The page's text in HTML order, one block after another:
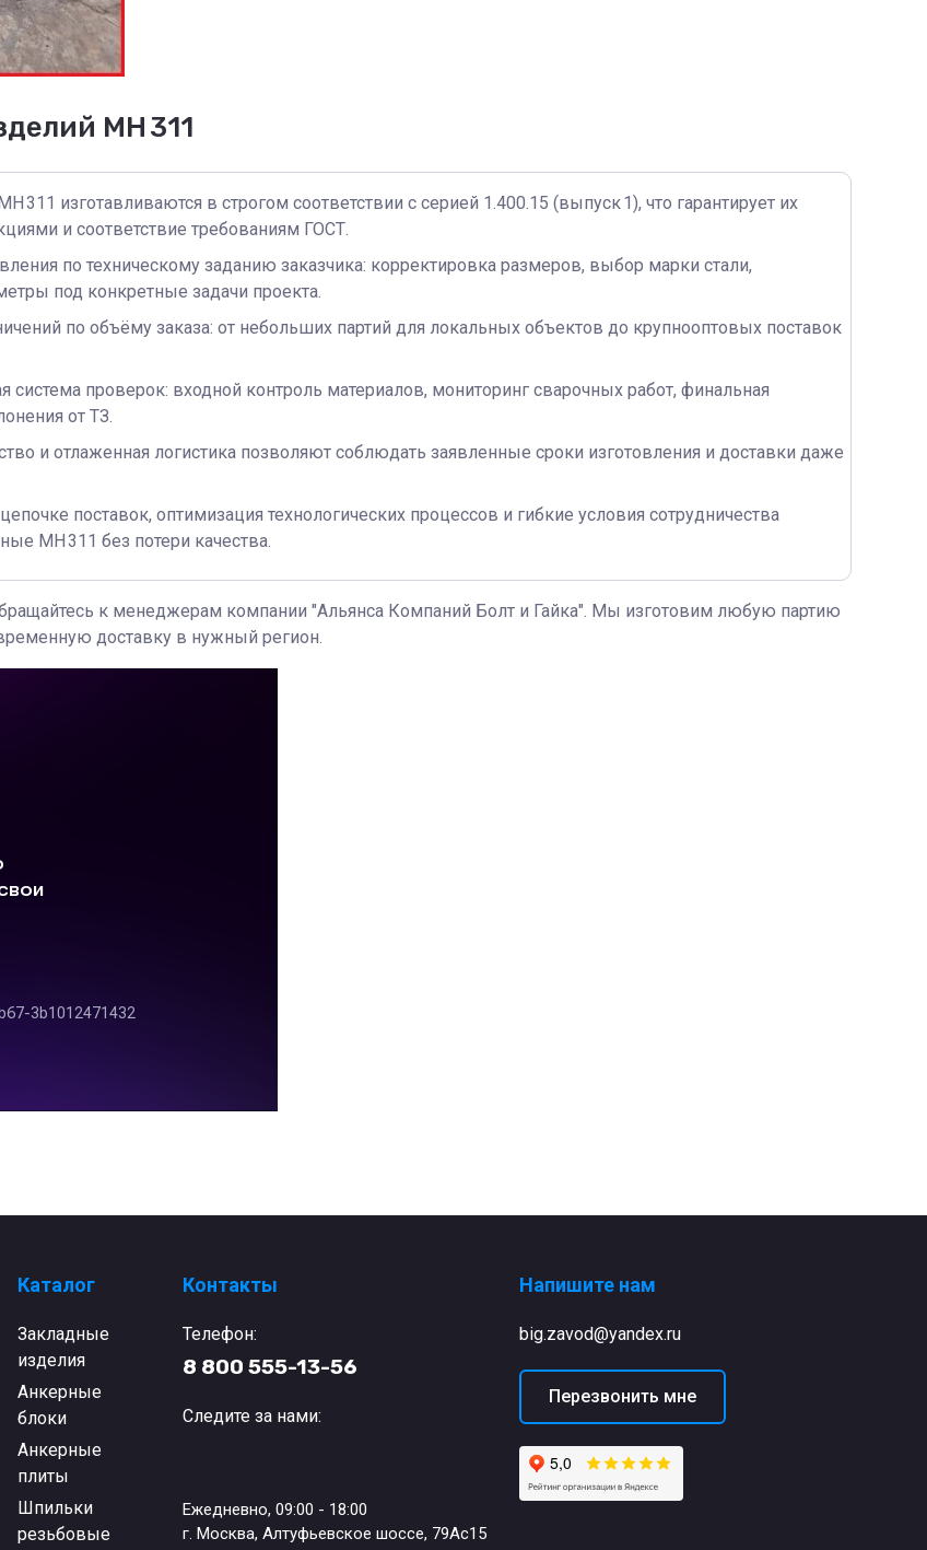
МН 311
изготавливаются в строгом соответствии с серией 1.400.15 (выпуск 1), что гарантирует их
и соответствие требованиям ГОСТ.
по техническому заданию заказчика: корректировка размеров, выбор марки стали,
под конкретные задачи проекта.
по объёму заказа: от небольших партий для локальных объектов до крупнооптовых поставок
система проверок: входной контроль материалов, мониторинг сварочных работ, финальная
от ТЗ.
и отлаженная логистика позволяют соблюдать заявленные сроки изготовления и доставки даже
поставок, оптимизация технологических процессов и гибкие условия сотрудничества
МН 311 без потери качества.
к менеджерам компании "Альянса Компаний Болт и Гайка". Мы изготовим любую партию
доставку в нужный регион.
Каталог
Закладные
изделия
Анкерные
блоки
Анкерные
плиты
Шпильки
резьбовые
Контакты
Телефон:
8 800 555-13-56
Следите за нами:
Ежедневно, 09:00 - 18:00
г. Москва, Алтуфьевское шоссе, 79Ас15
Напишите нам
big.zavod@yandex.ru
Перезвонить мне